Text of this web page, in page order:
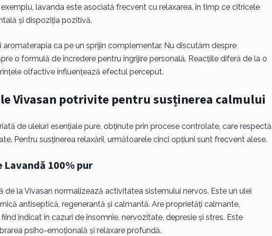
lavanda este asociată frecvent cu relaxarea, în timp ce citricele
și dispoziția pozitivă.
ca pe un sprijin complementar. Nu discutăm despre
o formulă de încredere pentru îngrijire personală. Reacțiile diferă de la o
olfactive influențează efectul perceput.
Vivasan potrivite pentru susținerea calmului
de uleiuri esențiale pure, obținute prin procese controlate, care respectă
Pentru susținerea relaxării, următoarele cinci opțiuni sunt frecvent alese.
Lavandă 100% pur
de la Vivasan normalizează activitatea sistemului nervos. Este un ulei
antiseptică, regenerantă și calmantă. Are proprietăți calmante,
indicat în cazuri de insomnie, nervozitate, depresie și stres. Este
psiho-emoțională și relaxare profundă.